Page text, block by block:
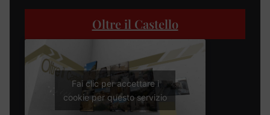
Oltre il Castello
Fai clic per accettare i
cookie per questo servizio